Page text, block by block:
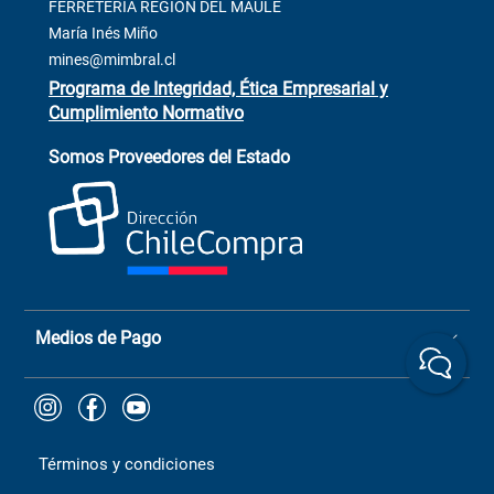
Contacto
Venta Terreno
Trabaja con Nosotros
+56 9 6779 0465
+(73) 256
ChileCompras
+56 9 9888 9549
FERRETERÍA REGIÓN DEL MAULE
María Inés Miño
mines@mimbral.cl
Programa de Integridad, Ética Empresarial y
Cumplimiento Normativo
Somos Proveedores del Estado
Medios de Pago
Términos y condiciones